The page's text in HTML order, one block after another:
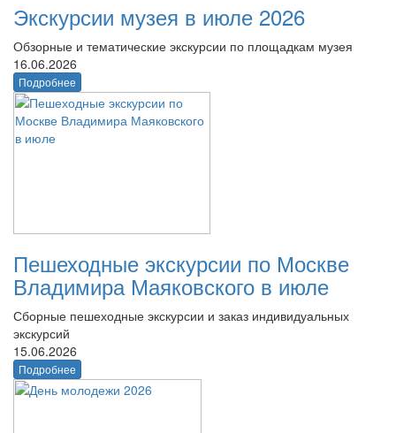
Экскурсии музея в июле 2026
Обзорные и тематические экскурсии по площадкам музея
16.06.2026
Подробнее
Пешеходные экскурсии по Москве
Владимира Маяковского в июле
Сборные пешеходные экскурсии и заказ индивидуальных
экскурсий
15.06.2026
Подробнее